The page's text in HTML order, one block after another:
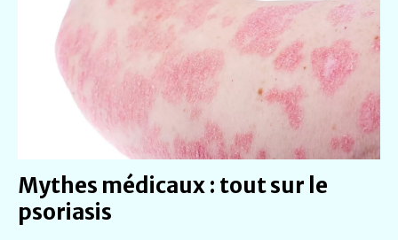
Mythes médicaux : tout sur le
psoriasis